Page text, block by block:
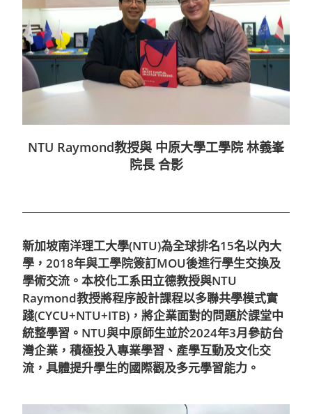
NTU Raymond教授與 中原大學工學院 林義峯
院長 合影
新加坡南洋理工大學(NTU)為全球排名15名以內大
學，2018年與工學院簽訂MOU後進行學生交換及
學術交流。本校化工系田立德教授與NTU
Raymond教授將程序設計課程以多聯共學模式實
踐(CYCU+NTU+ITB)，將企業面對的問題於課堂中
統整學習。NTU與中原師生並於2024年3月參訪台
灣企業，積極投入專業學習、產學互動及文化交
流，具體提升學生的國際觀及多元學習能力。